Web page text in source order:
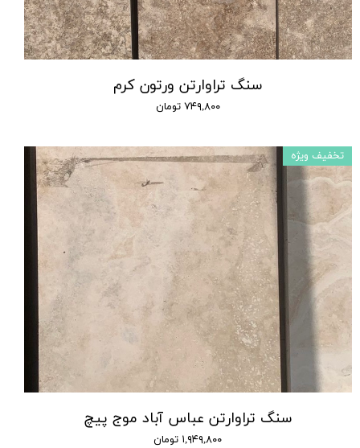
سنگ تراوارتن ورتون کرم
۷۴۹,۸۰۰ تومان
سنگ تراوارتن عباس آباد موج پیچ
۱,۹۴۹,۸۰۰ تومان
تخفیف ویژه